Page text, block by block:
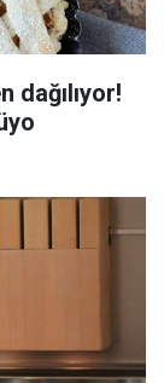
dağılıyor!